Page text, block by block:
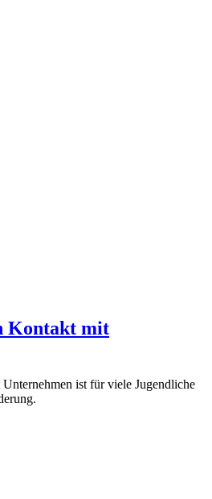
Kontakt mit
ist für viele Jugendliche